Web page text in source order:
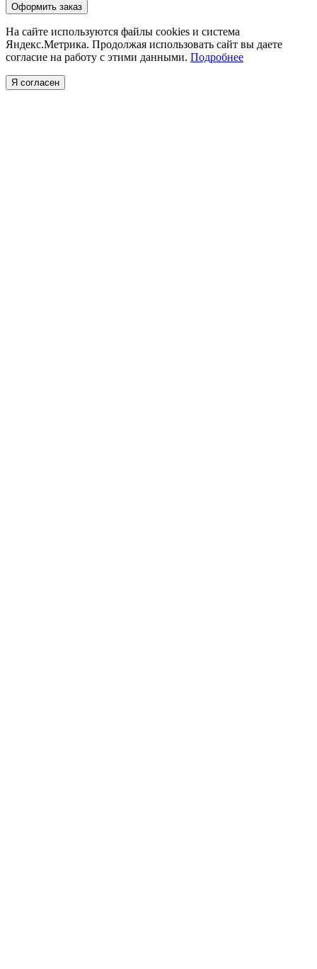
Оформить заказ
На сайте используются файлы cookies и система
Яндекс.Метрика. Продолжая использовать сайт вы даете
согласие на работу с этими данными. Подробнее
Я согласен